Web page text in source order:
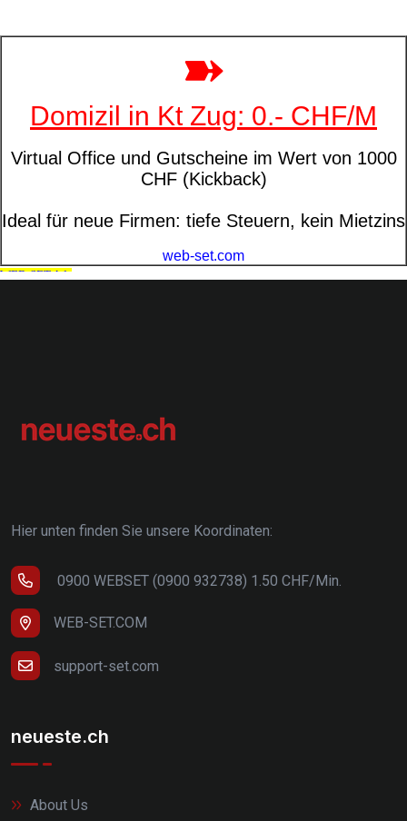
Hier unten finden Sie unsere Koordinaten:
0900 WEBSET (0900 932738) 1.50 CHF/Min.
WEB-SET.COM
support-set.com
neueste.ch
About Us